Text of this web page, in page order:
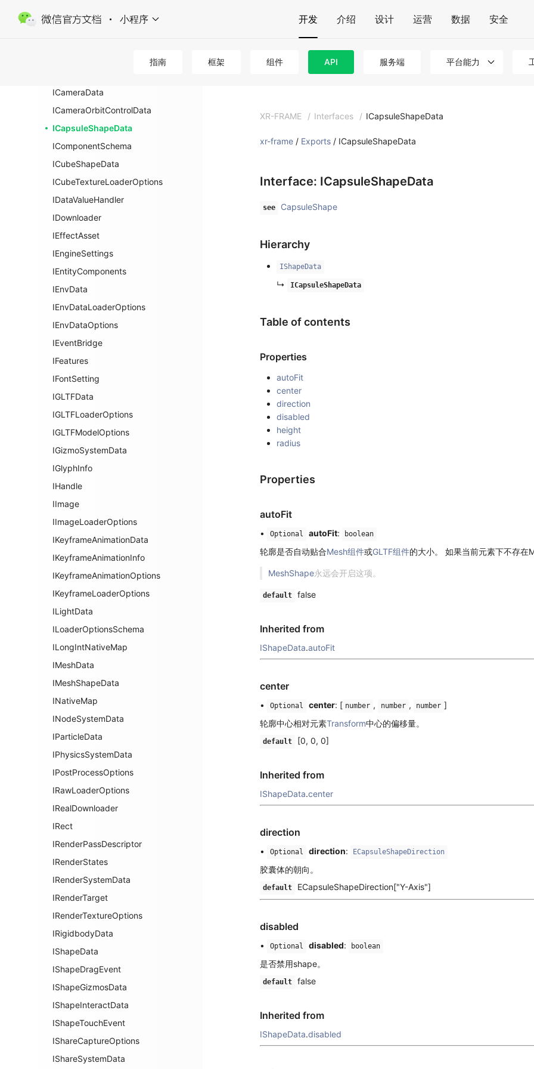
小程序 开发 介绍 设计 运营 数据 安全
指南 框架 组件 API 服务端 平台能力
IAtlasCreationOptions
ICameraData
ICameraOrbitControlData
ICapsuleShapeData
IComponentSchema
ICubeShapeData
ICubeTextureLoaderOptions
IDataValueHandler
IDownloader
IEffectAsset
IEngineSettings
IEntityComponents
IEnvData
IEnvDataLoaderOptions
IEnvDataOptions
IEventBridge
IFeatures
IFontSetting
IGLTFData
IGLTFLoaderOptions
IGLTFModelOptions
IGizmoSystemData
IGlyphInfo
IHandle
IImage
IImageLoaderOptions
IKeyframeAnimationData
IKeyframeAnimationInfo
IKeyframeAnimationOptions
IKeyframeLoaderOptions
ILightData
ILoaderOptionsSchema
ILongIntNativeMap
IMeshData
IMeshShapeData
INativeMap
INodeSystemData
IParticleData
IPhysicsSystemData
IPostProcessOptions
IRawLoaderOptions
IRealDownloader
IRect
IRenderPassDescriptor
IRenderStates
IRenderSystemData
IRenderTarget
IRenderTextureOptions
IRigidbodyData
IShapeData
IShapeDragEvent
IShapeGizmosData
IShapeInteractData
IShapeTouchEvent
IShareCaptureOptions
IShareSystemData
XR-FRAME / Interfaces / ICapsuleShapeData
xr-frame / Exports / ICapsuleShapeData
Interface: ICapsuleShapeData
see CapsuleShape
Hierarchy
IShapeData
↳ ICapsuleShapeData
Table of contents
Properties
autoFit
center
direction
disabled
height
radius
Properties
autoFit
• Optional autoFit: boolean
轮廓是否自动贴合Mesh组件或GLTF组件的大小。 如果当前元素下不存在
MeshShape永远会开启这项。
default false
Inherited from
IShapeData.autoFit
center
• Optional center: [ number , number , number ]
轮廓中心相对元素Transform中心的偏移量。
default [0, 0, 0]
Inherited from
IShapeData.center
direction
• Optional direction: ECapsuleShapeDirection
胶囊体的朝向。
default ECapsuleShapeDirection["Y-Axis"]
disabled
• Optional disabled: boolean
是否禁用shape。
default false
Inherited from
IShapeData.disabled